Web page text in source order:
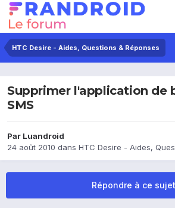
HTC Desire - Aides, Questions & Réponses
Supprimer l'application de
SMS
Par Luandroid
24 août 2010 dans HTC Desire - Aides,
Répondre à ce sujet